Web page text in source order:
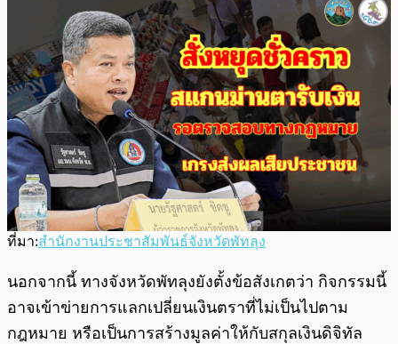
ที่มา:สำนักงานประชาสัมพันธ์จังหวัดพัทลุง
นอกจากนี้ ทางจังหวัดพัทลุงยังตั้งข้อสังเกตว่า กิจกรรมนี้
อาจเข้าข่ายการแลกเปลี่ยนเงินตราที่ไม่เป็นไปตาม
กฎหมาย หรือเป็นการสร้างมูลค่าให้กับสกุลเงินดิจิทัล